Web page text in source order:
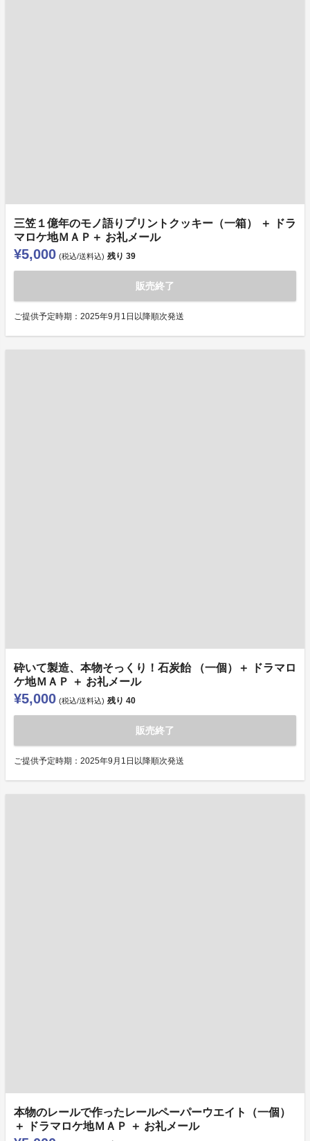
三笠１億年のモノ語りプリントクッキー（一箱） ＋ ドラ
マロケ地ＭＡＰ＋ お礼メール
¥5,000 (税込/送料込) 残り 39
販売終了
ご提供予定時期：2025年9月1日以降順次発送
砕いて製造、本物そっくり！石炭飴 （一個）＋ ドラマロ
ケ地ＭＡＰ ＋ お礼メール
¥5,000 (税込/送料込) 残り 40
販売終了
ご提供予定時期：2025年9月1日以降順次発送
本物のレールで作ったレールペーパーウエイト（一個）
＋ ドラマロケ地ＭＡＰ ＋ お礼メール